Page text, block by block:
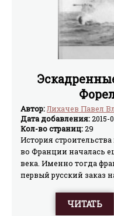
человек научится
Создать все это
вещества —
Автор: Лихачев Павел
Дата добавления:2015-
Кол-во страниц:29
История
во Франции началась
века. Именно тогда
первый русский заказ
каждый. По окончании
заводом Нормана "100
ЧИТАТЬ